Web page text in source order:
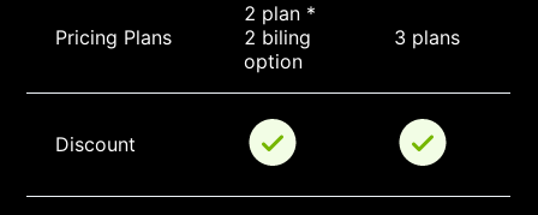
Pricing Plans
2 plan *
2 biling
option
3 plans
Discount